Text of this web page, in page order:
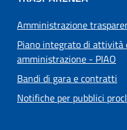
Amministrazione
Piano integrato di attività
amministrazione - PIAO
Bandi di gara e contratti
Notifiche per pubblici